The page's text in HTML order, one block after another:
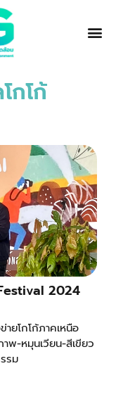
กโก้
2024
โกโก้ภาคเหนือ
พ-หมุนเวียน-สีเขียว
รม